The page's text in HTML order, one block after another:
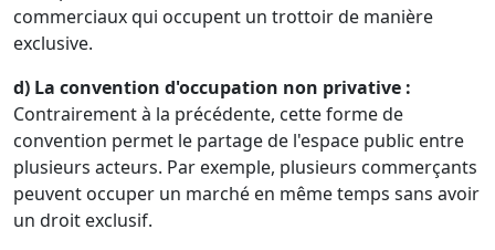
commerciaux qui occupent un trottoir de manière
exclusive.
d) La convention d'occupation non privative :
Contrairement à la précédente, cette forme de
convention permet le partage de l'espace public entre
plusieurs acteurs. Par exemple, plusieurs commerçants
peuvent occuper un marché en même temps sans avoir
un droit exclusif.